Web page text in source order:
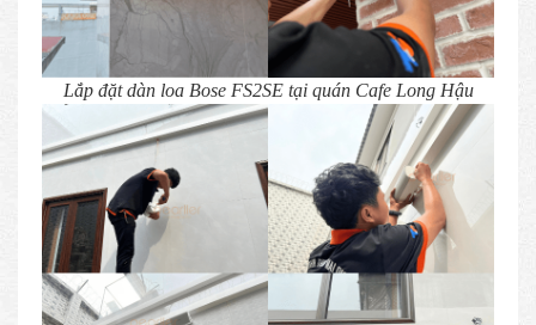
Lắp đặt dàn loa Bose FS2SE tại quán Cafe Long Hậu